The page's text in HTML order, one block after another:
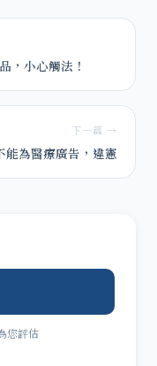
，小心觸法！
下一篇 →
能為醫療廣告，違憲
您評估